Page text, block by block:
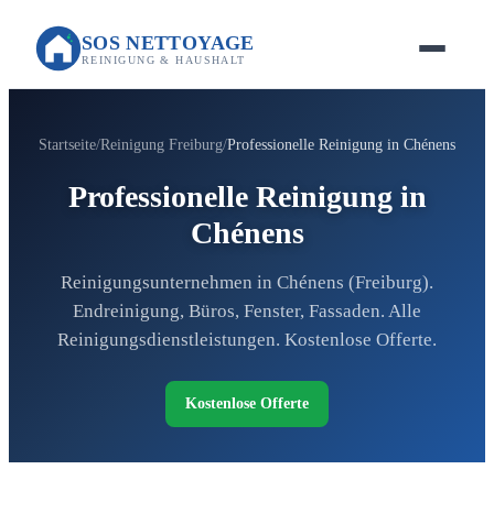
SOS NETTOYAGE
REINIGUNG & HAUSHALT
Startseite Reinigung Freiburg Professionelle Reinigung in Chénens
Professionelle Reinigung in
Chénens
Reinigungsunternehmen in Chénens (Freiburg).
Endreinigung, Büros, Fenster, Fassaden. Alle
Reinigungsdienstleistungen. Kostenlose Offerte.
Kostenlose Offerte